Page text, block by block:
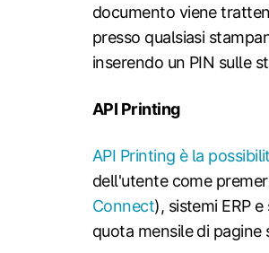
documento viene
presso qualsiasi
inserendo un PIN sulle
API Printing
API Printing è la
dell'utente come
Connect), sistemi ERP
quota mensile di